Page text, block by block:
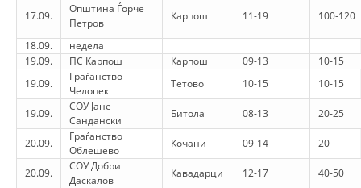
INTERNATIONAL COOPERATION
TRACING SERVICE
HEALTH PREVENTION
FIRST AID
BLOOD DONATION
VOLUNTEER MANAGEMENT
17.09.
Општина Ѓорче
Петров
Карпош 11-19 100-120
18.09.
недела
19.09.
ПС Карпош Карпош 09-13
10-15
19.09.
Граѓанство
Челопек
Тетово 10-15 10-15
19.09.
СОУ Јане
Сандански
Битола 08-13 20-25
20.09.
Граѓанство
Облешево
Кочани 09-14 20
20.09.
СОУ Добри
Даскалов
Кавадарци 12-17 40-50